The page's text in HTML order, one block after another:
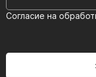
Согласие на